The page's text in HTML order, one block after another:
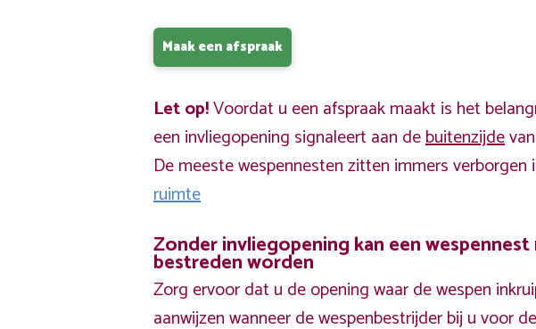
Maak een afspraak
Let op!Voordat u een afspraak maakt is het
een invliegopening signaleert aan debuitenzijde
De meeste wespennesten zitten immers verborgen
ruimte
Zonder invliegopening kan een
bestreden worden
Zorg ervoor dat u de opening waar de wespen
aanwijzen wanneer de wespenbestrijder bij u voor